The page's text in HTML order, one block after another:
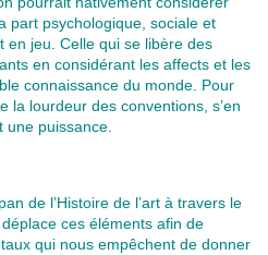
part psychologique, sociale et
en jeu. Celle qui se libère des
en considérant les affects et les
connaissance du monde. Pour
la lourdeur des conventions, s’en
puissance.
de l’Histoire de l’art à travers le
ces éléments afin de
qui nous empêchent de donner